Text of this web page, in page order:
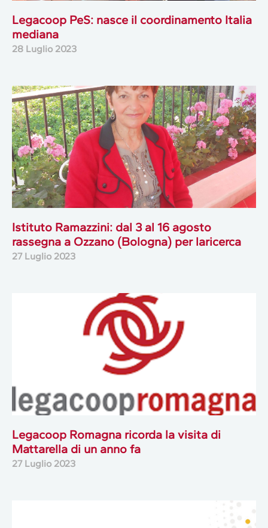
Legacoop PeS: nasce il coordinamento Italia
mediana
28 Luglio 2023
Istituto Ramazzini: dal 3 al 16 agosto
rassegna a Ozzano (Bologna) per laricerca
27 Luglio 2023
Legacoop Romagna ricorda la visita di
Mattarella di un anno fa
27 Luglio 2023